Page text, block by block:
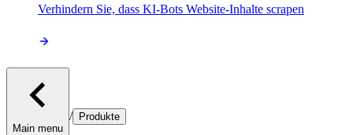
Verhindern Sie, dass KI-Bots Website-Inhalte scrapen
Main menu
/ Produkte